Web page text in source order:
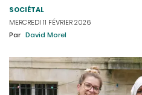
SOCIÉTAL
MERCREDI 11 FÉVRIER 2026
Par David Morel